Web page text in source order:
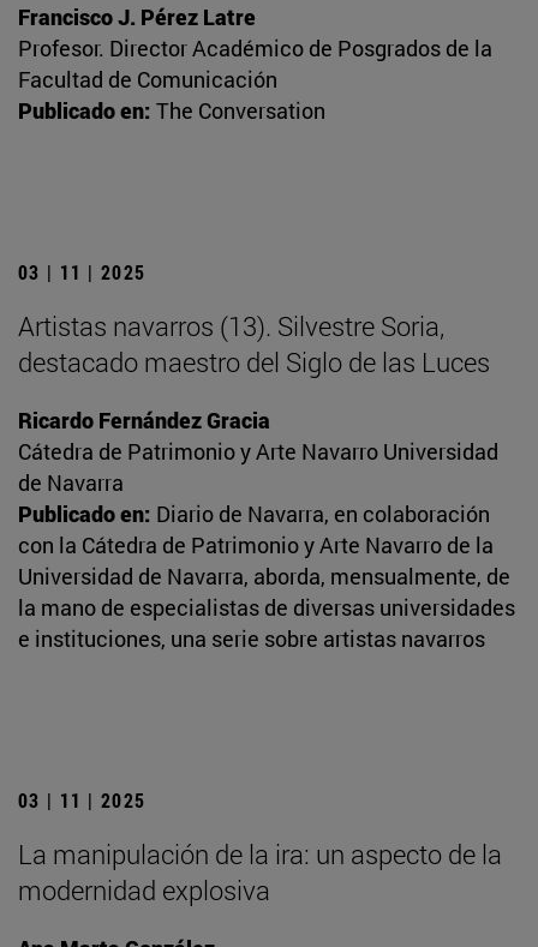
Francisco J. Pérez Latre
Profesor. Director Académico de Posgrados de la
Facultad de Comunicación
Publicado en: The Conversation
03 | 11 | 2025
Artistas navarros (13). Silvestre Soria,
destacado maestro del Siglo de las Luces
Ricardo Fernández Gracia
Cátedra de Patrimonio y Arte Navarro Universidad
de Navarra
Publicado en: Diario de Navarra, en colaboración
con la Cátedra de Patrimonio y Arte Navarro de la
Universidad de Navarra, aborda, mensualmente, de
la mano de especialistas de diversas universidades
e instituciones, una serie sobre artistas navarros
03 | 11 | 2025
La manipulación de la ira: un aspecto de la
modernidad explosiva